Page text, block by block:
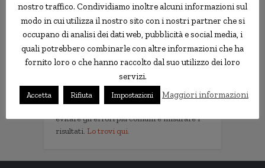
Contatti
Implementare l'AI nella tua impresa senza
metodo e gli strumenti.
Non servono competenze tecniche. Serve
un metodo per scegliere i progetti giusti,
evitare gli errori più comuni e misurare i
risultati. Lo trovi qui.
nostro traffico. Condividiamo inoltre alcuni informazioni sul
modo in cui utilizza il nostro sito con i nostri partner che si
occupano di analisi dei dati web, pubblicità e social media, i
quali potrebbero combinarle con altre informazioni che ha
fornito loro o che hanno raccolto dal suo utilizzo dei loro
servizi.
Accetta Rifiuta Impostazioni Maggiori informazioni